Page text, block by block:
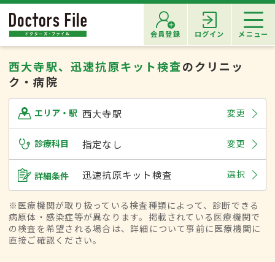
会員登録 ログイン メニュー
西大寺駅、迅速抗原キット検査のクリニッ
ク・病院
エリア・駅 西大寺駅 変更
診療科目 指定なし 変更
詳細条件 迅速抗原キット検査 選択
※医療機関が取り扱っている検査種類によって、診断できる
病原体・感染症等が異なります。掲載されている医療機関で
の検査を希望される場合は、詳細について事前に医療機関に
直接ご確認ください。